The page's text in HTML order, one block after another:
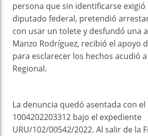
persona que sin identificarse exigió
diputado federal, pretendió
con usar un tolete y desfundó una
Manzo Rodríguez, recibió el apoyo
para esclarecer los hechos acudió a
Regional.
La denuncia quedó asentada con
1004202203312 bajo el expediente
URU/102/00542/2022. Al salir de la